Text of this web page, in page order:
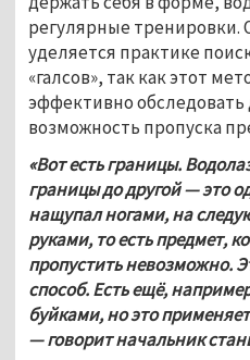
регулярные тренировки.
уделяется практике
«галсов», так как этот
эффективно
возможность пропуска
«Вот есть границы.
границы до другой — это
нащупал ногами, на
руками, то есть предмет,
пропустить невозможно.
способ. Есть ещё,
буйками, но это
— говорит начальник